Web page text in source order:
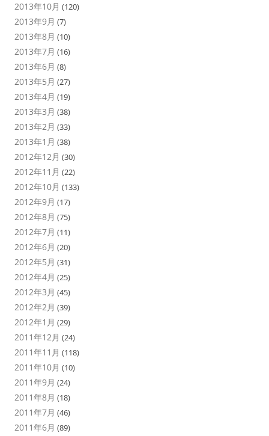
2013年10月 (120)
2013年9月 (7)
2013年8月 (10)
2013年7月 (16)
2013年6月 (8)
2013年5月 (27)
2013年4月 (19)
2013年3月 (38)
2013年2月 (33)
2013年1月 (38)
2012年12月 (30)
2012年11月 (22)
2012年10月 (133)
2012年9月 (17)
2012年8月 (75)
2012年7月 (11)
2012年6月 (20)
2012年5月 (31)
2012年4月 (25)
2012年3月 (45)
2012年2月 (39)
2012年1月 (29)
2011年12月 (24)
2011年11月 (118)
2011年10月 (10)
2011年9月 (24)
2011年8月 (18)
2011年7月 (46)
2011年6月 (89)